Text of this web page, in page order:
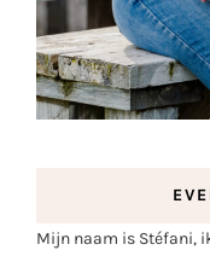
Mijn naam is Stéfani,